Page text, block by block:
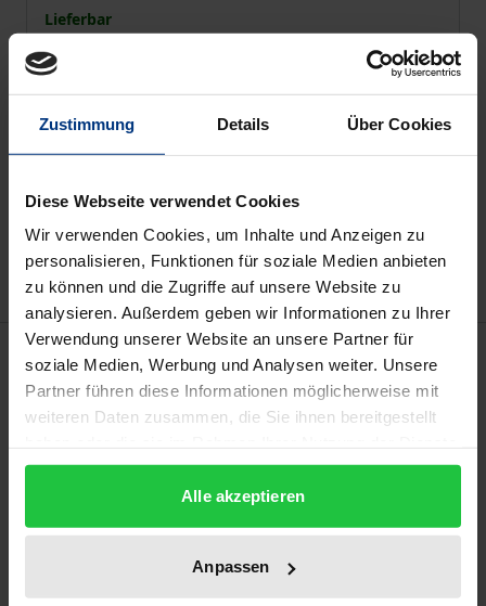
Zustimmung Details Über Cookies
Diese Webseite verwendet Cookies
Wir verwenden Cookies, um Inhalte und Anzeigen zu
personalisieren, Funktionen für soziale Medien anbieten
zu können und die Zugriffe auf unsere Website zu
analysieren. Außerdem geben wir Informationen zu Ihrer
Verwendung unserer Website an unsere Partner für
soziale Medien, Werbung und Analysen weiter. Unsere
Partner führen diese Informationen möglicherweise mit
weiteren Daten zusammen, die Sie ihnen bereitgestellt
gesammelt haben.
Alle akzeptieren
Anpassen
Lieferbar
Preisangaben inkl. MwSt. Abhängig von der Lieferadresse
kann die MwSt. an der Kasse variieren.
Zur Wunschliste hinzufügen
Hinweise zu Versandkosten
Beschreibung
Durch die Verordnung Nr. 536/2014/EU und ihre
einwilligungsunfähigen Erwachsenen zulässig. Diese
Forschung ist weder rechtlich noch ethisch
anstößig, sofern sie einen Ausgleich zwischen dem
Heilen künftiger Patienten, dem